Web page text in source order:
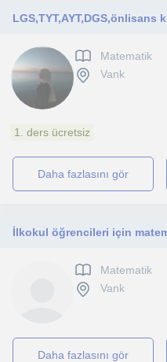
Matematik
Vank
1. ders ücretsiz
daha fazlasını gör
İlkokul öğrencileri için
Matematik
Vank
daha fazlasını gör